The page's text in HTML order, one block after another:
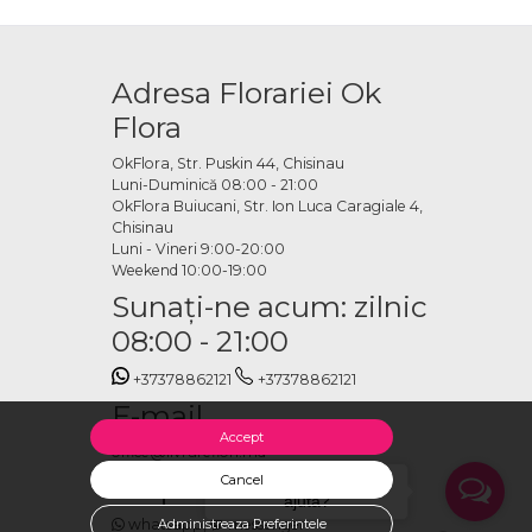
Accept
Cancel
Administreaza Preferintele
asortate, aranjamente cadou cu Kinder, Milka, Bounty și alte
online
se ocupă de pregătire și livrare la timp, cu atenție pentru fiecare
Adresa Florariei Ok
Flora
OkFlora, Str. Puskin 44, Chisinau
Luni-Duminică 08:00 - 21:00
OkFlora Buiucani, Str. Ion Luca Caragiale 4,
Chisinau
Luni - Vineri 9:00-20:00
Weekend 10:00-19:00
Sunaţi-ne acum: zilnic
08:00 - 21:00
+37378862121 +37378862121
E-mail
office@livrareflori.md
Ne puteți contacta:
whatsapp, messenger
Salut, cu ce te putem
ajuta?